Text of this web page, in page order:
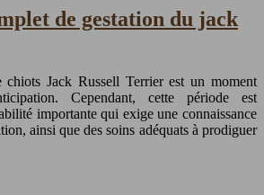
de gestation du jack
chiots Jack Russell Terrier est un moment
Cependant, cette période est
importante qui exige une connaissance
ainsi que des soins adéquats à prodiguer